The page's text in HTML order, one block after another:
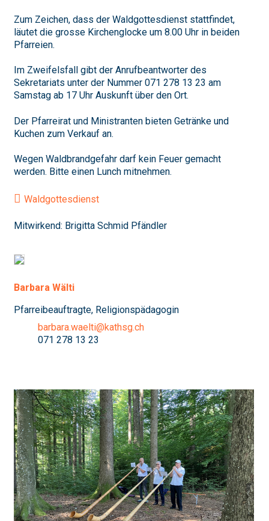
Zum Zeichen, dass der Waldgottesdienst stattfindet,
läutet die grosse Kirchenglocke um 8.00 Uhr in beiden
Pfarreien.
Im Zweifelsfall gibt der Anrufbeantworter des
Sekretariats unter der Nummer 071 278 13 23 am
Samstag ab 17 Uhr Auskunft über den Ort.
Der Pfarreirat und Ministranten bieten Getränke und
Kuchen zum Verkauf an.
Wegen Waldbrandgefahr darf kein Feuer gemacht
werden. Bitte einen Lunch mitnehmen.
Waldgottesdienst
Mitwirkend: Brigitta Schmid Pfändler
Barbara Wälti
Pfarreibeauftragte, Religionspädagogin
barbara.waelti@kathsg.ch
071 278 13 23